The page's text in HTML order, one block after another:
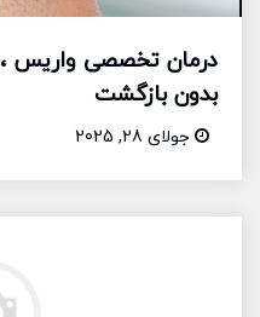
درمان تخصصی واریس
بدون بازگشت
جولای 28, 2025